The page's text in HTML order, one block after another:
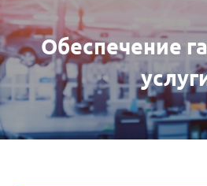
Обеспечение